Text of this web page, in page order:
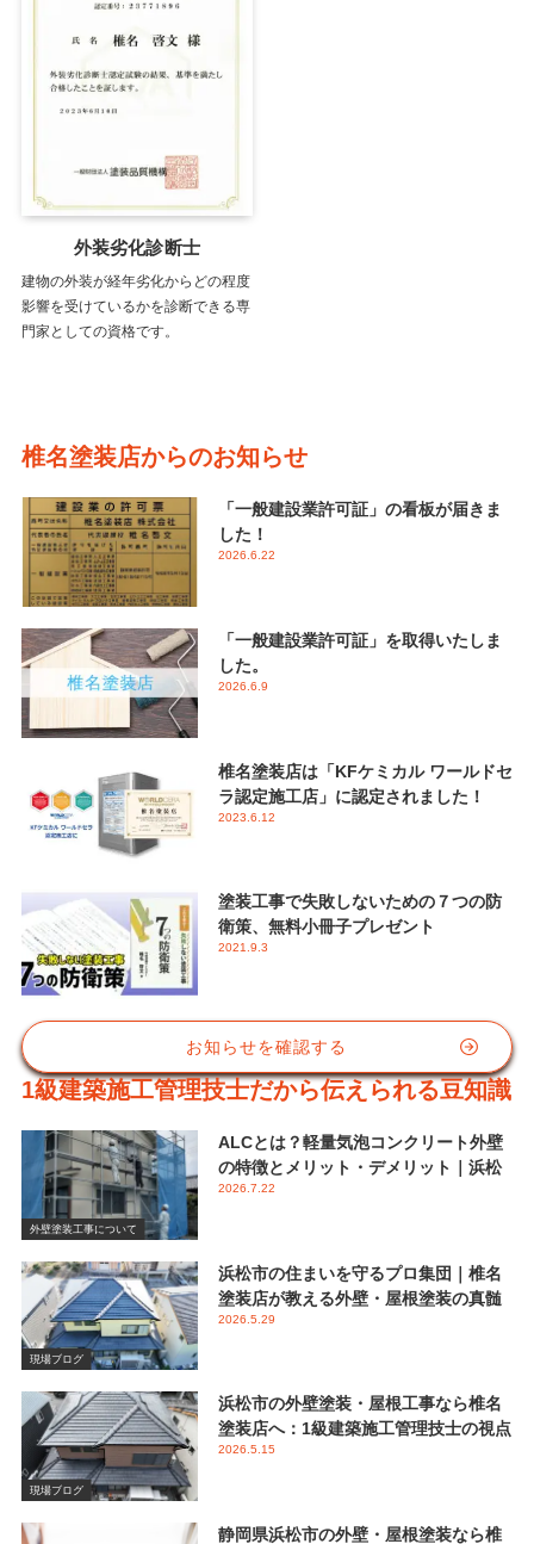
外装劣化診断士
建物の外装が経年劣化からどの程度
影響を受けているかを診断できる専
門家としての資格です。
椎名塗装店からのお知らせ
「一般建設業許可証」の看板が届きま
した！
2026.6.22
「一般建設業許可証」を取得いたしま
した。
2026.6.9
椎名塗装店は「KFケミカル ワールドセ
ラ認定施工店」に認定されました！
2023.6.12
塗装工事で失敗しないための７つの防
衛策、無料小冊子プレゼント
2021.9.3
お知らせを確認する
1級建築施工管理技士だから伝えられる豆知識
外壁塗装工事について
ALCとは？軽量気泡コンクリート外壁
の特徴とメリット・デメリット｜浜松
市 椎名塗装店
2026.7.22
現場ブログ
浜松市の住まいを守るプロ集団｜椎名
塗装店が教える外壁・屋根塗装の真髄
と失敗しない業者選び
2026.5.29
現場ブログ
浜松市の外壁塗装・屋根工事なら椎名
塗装店へ：1級建築施工管理技士の視点
で伝える後悔しないメンテナンス
2026.5.15
静岡県浜松市の外壁・屋根塗装なら椎